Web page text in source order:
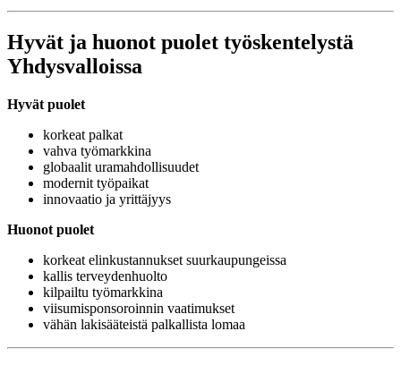
Hyvät ja huonot puolet työskentelystä
Yhdysvalloissa
Hyvät puolet
korkeat palkat
vahva työmarkkina
globaalit uramahdollisuudet
modernit työpaikat
innovaatio ja yrittäjyys
Huonot puolet
korkeat elinkustannukset suurkaupungeissa
kallis terveydenhuolto
kilpailtu työmarkkina
viisumisponsoroinnin vaatimukset
vähän lakisääteistä palkallista lomaa